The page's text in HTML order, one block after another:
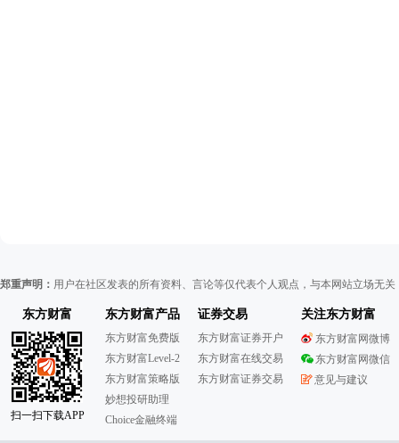
郑重声明： 用户在社区发表的所有资料、言论等仅代表个人观点，与本网站立场无
东方财富
扫一扫下载APP
东方财富产品
东方财富免费版
东方财富Level-2
东方财富策略版
妙想投研助理
Choice金融终端
证券交易
东方财富证券开户
东方财富在线交易
东方财富证券交易
关注东方财富
东方财富网微博
东方财富网微信
意见与建议